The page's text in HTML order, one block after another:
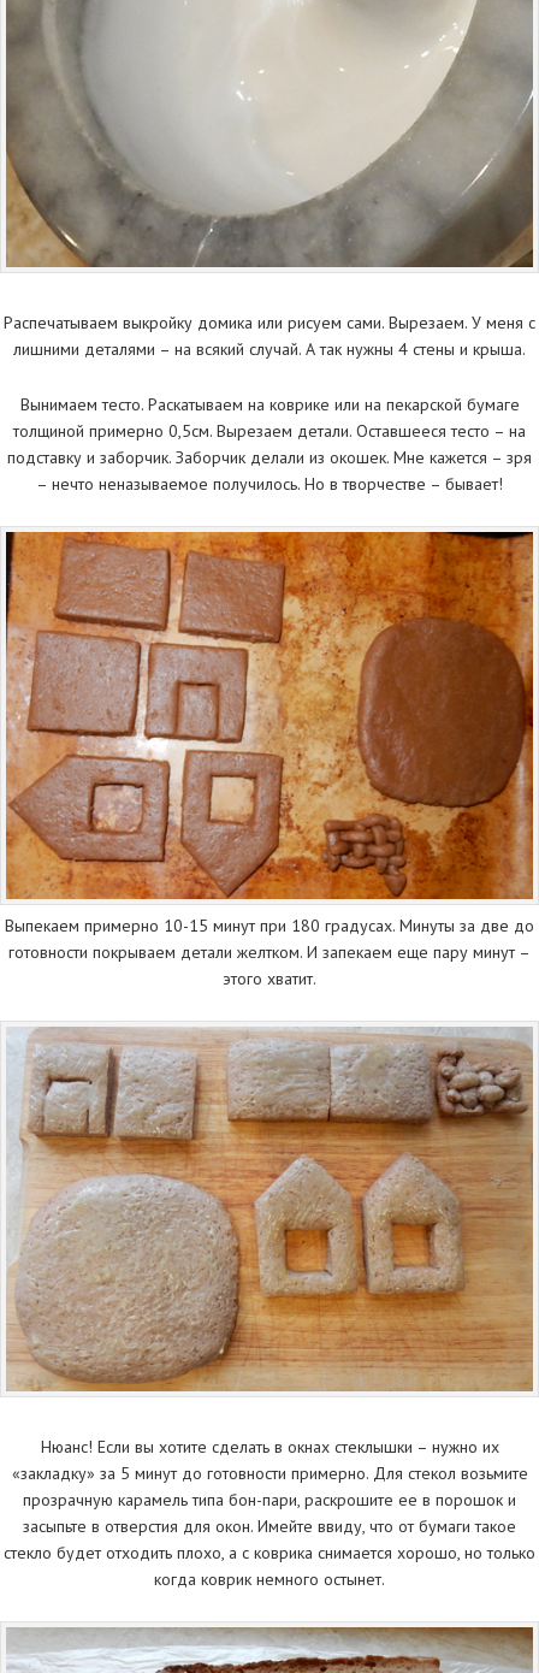
Распечатываем выкройку домика или рисуем сами. Вырезаем. У меня с
лишними деталями – на всякий случай. А так нужны 4 стены и крыша.
Вынимаем тесто. Раскатываем на коврике или на пекарской бумаге
толщиной примерно 0,5см. Вырезаем детали. Оставшееся тесто – на
подставку и заборчик. Заборчик делали из окошек. Мне кажется – зря
– нечто неназываемое получилось. Но в творчестве – бывает!
Выпекаем примерно 10-15 минут при 180 градусах. Минуты за две до
готовности покрываем детали желтком. И запекаем еще пару минут –
этого хватит.
Нюанс! Если вы хотите сделать в окнах стеклышки – нужно их
«закладку» за 5 минут до готовности примерно. Для стекол возьмите
прозрачную карамель типа бон-пари, раскрошите ее в порошок и
засыпьте в отверстия для окон. Имейте ввиду, что от бумаги такое
стекло будет отходить плохо, а с коврика снимается хорошо, но только
когда коврик немного остынет.